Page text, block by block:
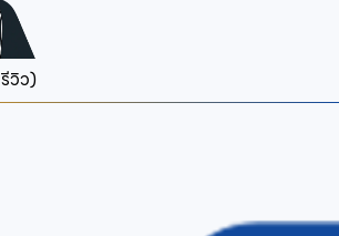
รีวิว)